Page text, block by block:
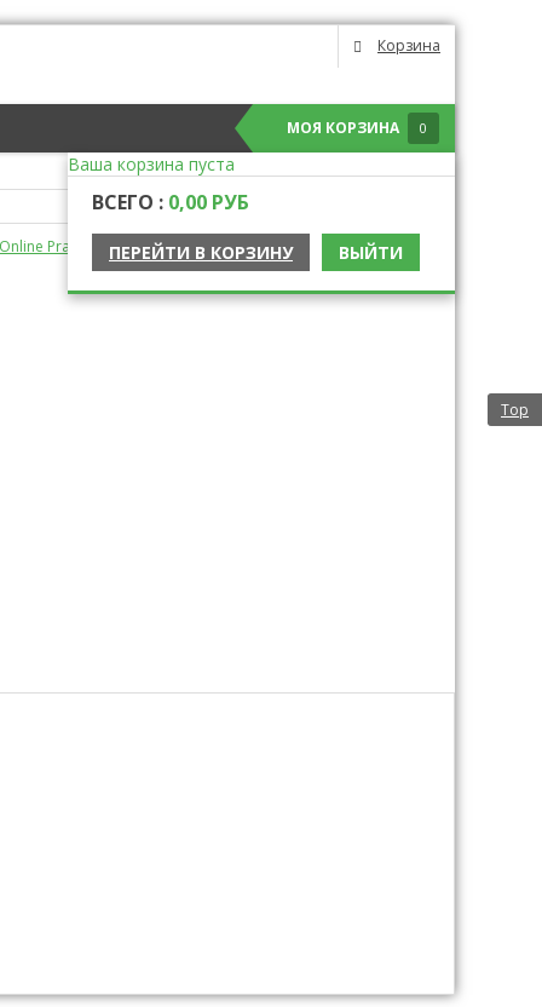
Корзина
МОЯ КОРЗИНА 0
Ваша корзина пуста
ВСЕГО : 0,00 РУБ
ПЕРЕЙТИ В КОРЗИНУ ВЫЙТИ
Practice Pack
Top